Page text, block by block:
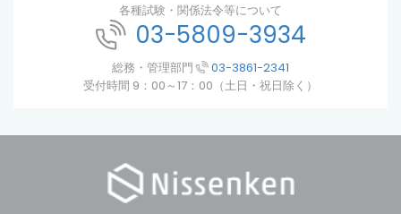
各種試験・関係法令等について
03-5809-3934
総務・管理部門
03-3861-2341
受付時間 9：00～17：00（土日・祝日除く）